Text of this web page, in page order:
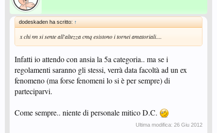
dodeskaden ha scritto: ↑
x chi nn si sente all'altezza cmq esistono i tornei amatoriali....
Infatti io attendo con ansia la 5a categoria.. ma se i
regolamenti saranno gli stessi, verrà data facoltà ad un ex
fenomeno (ma forse fenomeni lo si è per sempre) di
parteciparvi.
Come sempre.. niente di personale mitico D.C.
Ultima modifica: 26 Giu 2012